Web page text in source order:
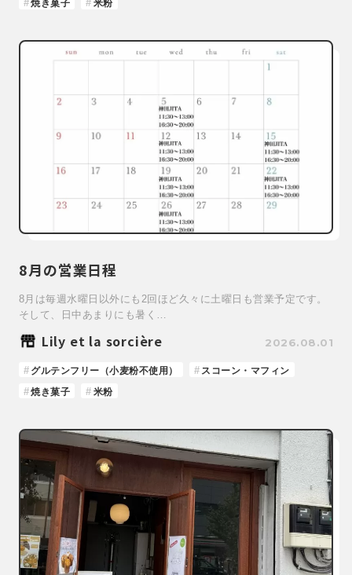
焼き菓子 米粉
8月の営業日程
8月は毎週水曜日以外にも2回ほど久々に土曜日も営業予定です。
そして、日中あまりにも暑く…
Lily et la sorcière 2026.08.01
グルテンフリー（小麦粉不使用）
スコーン・マフィン
焼き菓子
米粉